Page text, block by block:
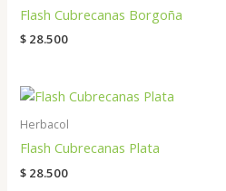
Flash Cubrecanas Borgoña
$ 28.500
Herbacol
Flash Cubrecanas Plata
$ 28.500